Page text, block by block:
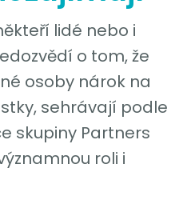
lidé nebo i
o tom, že
osoby nárok na
sehrávají podle
skupiny Partners
roli i